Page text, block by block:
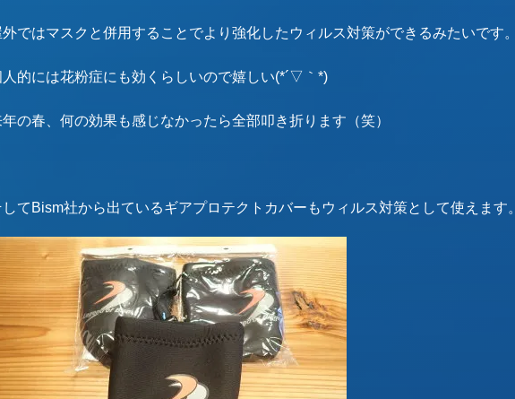
ではマスクと併用することでより強化したウィルス対策ができるみたいです。
的には花粉症にも効くらしいので嬉しい(*´▽｀*)
の春、何の効果も感じなかったら全部叩き折ります（笑）
てBism社から出ているギアプロテクトカバーもウィルス対策として使えます。